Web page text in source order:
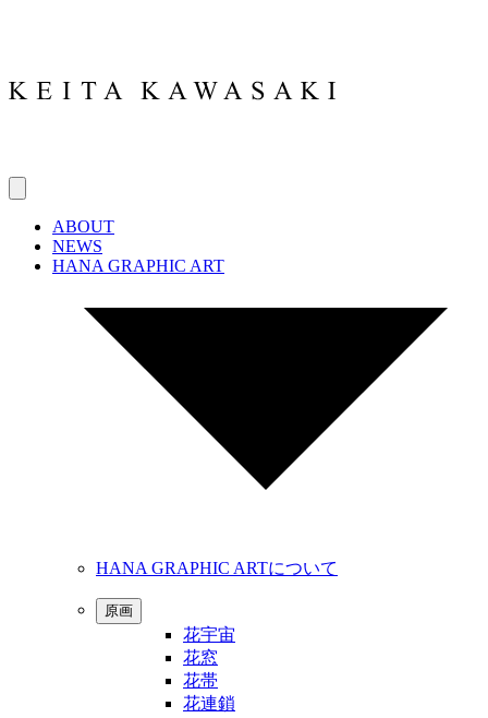
ABOUT
NEWS
HANA GRAPHIC ART
HANA GRAPHIC ARTについて
原画
花宇宙
花窓
花帯
花連鎖